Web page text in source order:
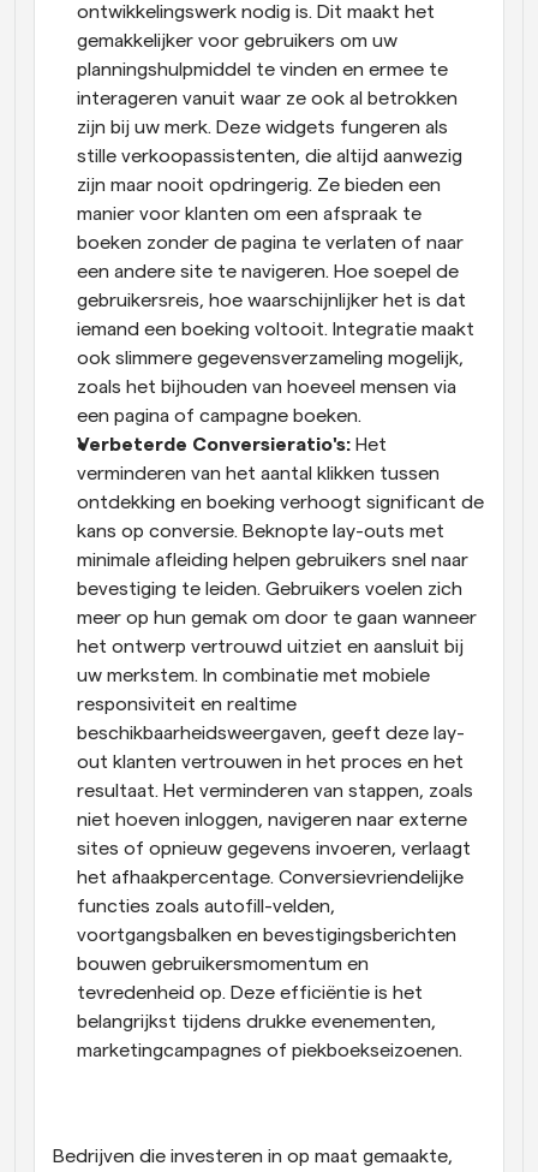
ontwikkelingswerk nodig is. Dit maakt het
gemakkelijker voor gebruikers om uw
planningshulpmiddel te vinden en ermee te
interageren vanuit waar ze ook al betrokken
zijn bij uw merk. Deze widgets fungeren als
stille verkoopassistenten, die altijd aanwezig
zijn maar nooit opdringerig. Ze bieden een
manier voor klanten om een afspraak te
boeken zonder de pagina te verlaten of naar
een andere site te navigeren. Hoe soepel de
gebruikersreis, hoe waarschijnlijker het is dat
iemand een boeking voltooit. Integratie maakt
ook slimmere gegevensverzameling mogelijk,
zoals het bijhouden van hoeveel mensen via
een pagina of campagne boeken.
Verbeterde Conversieratio's: Het
verminderen van het aantal klikken tussen
ontdekking en boeking verhoogt significant de
kans op conversie. Beknopte lay-outs met
minimale afleiding helpen gebruikers snel naar
bevestiging te leiden. Gebruikers voelen zich
meer op hun gemak om door te gaan wanneer
het ontwerp vertrouwd uitziet en aansluit bij
uw merkstem. In combinatie met mobiele
responsiviteit en realtime
beschikbaarheidsweergaven, geeft deze lay-
out klanten vertrouwen in het proces en het
resultaat. Het verminderen van stappen, zoals
niet hoeven inloggen, navigeren naar externe
sites of opnieuw gegevens invoeren, verlaagt
het afhaakpercentage. Conversievriendelijke
functies zoals autofill-velden,
voortgangsbalken en bevestigingsberichten
bouwen gebruikersmomentum en
tevredenheid op. Deze efficiëntie is het
belangrijkst tijdens drukke evenementen,
marketingcampagnes of piekboekseizoenen.
Bedrijven die investeren in op maat gemaakte,